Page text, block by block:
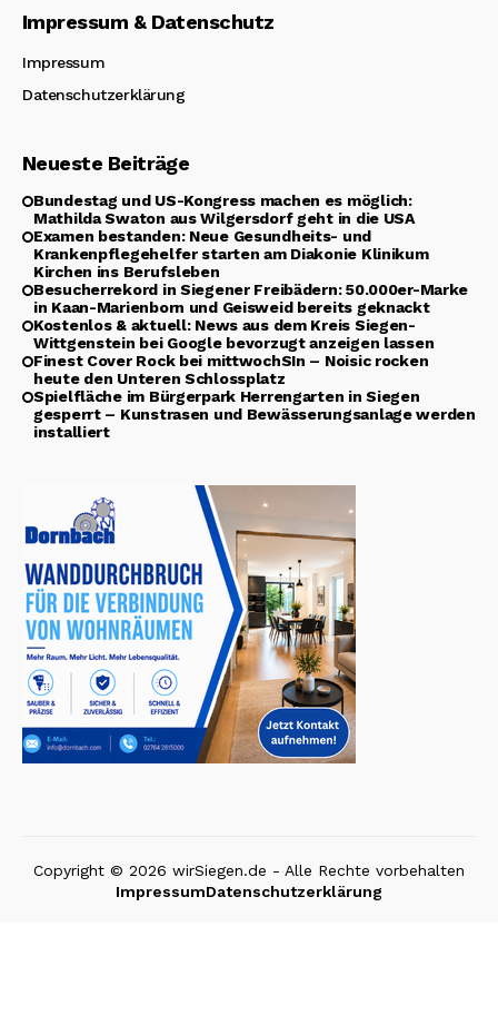
Impressum & Datenschutz
Impressum
Datenschutzerklärung
Neueste Beiträge
Bundestag und US-Kongress machen es möglich:
Mathilda Swaton aus Wilgersdorf geht in die USA
Examen bestanden: Neue Gesundheits- und
Krankenpflegehelfer starten am Diakonie Klinikum
Kirchen ins Berufsleben
Besucherrekord in Siegener Freibädern: 50.000er-Marke
in Kaan-Marienborn und Geisweid bereits geknackt
Kostenlos & aktuell: News aus dem Kreis Siegen-
Wittgenstein bei Google bevorzugt anzeigen lassen
Finest Cover Rock bei mittwochSIn – Noisic rocken
heute den Unteren Schlossplatz
Spielfläche im Bürgerpark Herrengarten in Siegen
gesperrt – Kunstrasen und Bewässerungsanlage werden
installiert
Copyright © 2026 wirSiegen.de - Alle Rechte vorbehalten
ImpressumDatenschutzerklärung